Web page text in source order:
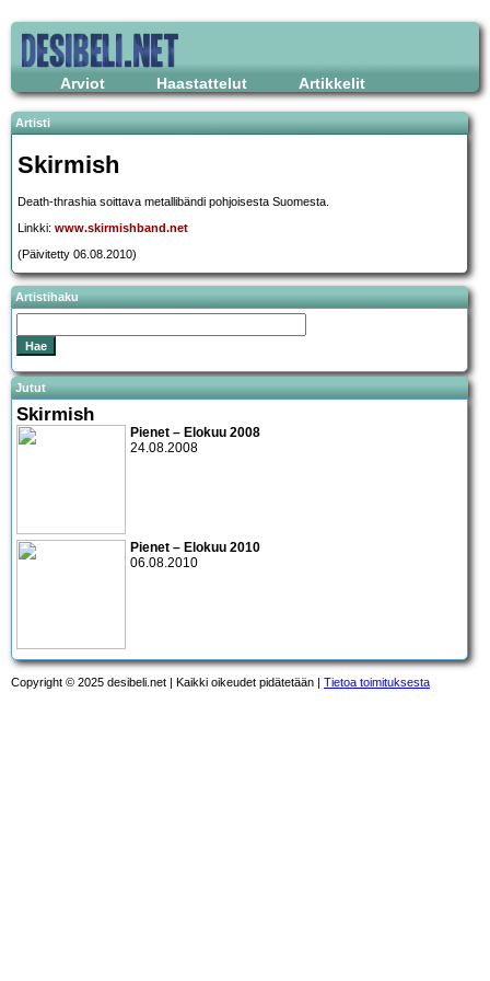
Arviot Haastattelut Artikkelit
Artisti
Skirmish
Death-thrashia soittava metallibändi pohjoisesta Suomesta.
Linkki: www.skirmishband.net
(Päivitetty 06.08.2010)
Artistihaku
Jutut
Skirmish
Pienet – Elokuu 2008
24.08.2008
Pienet – Elokuu 2010
06.08.2010
Copyright © 2025 desibeli.net | Kaikki oikeudet pidätetään | Tietoa toimituksesta